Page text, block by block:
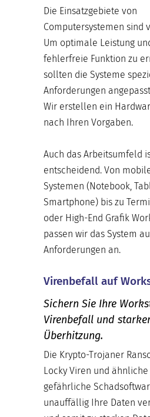
Die Einsatzgebiete von
Computersystemen sind
Um optimale Leistung
fehlerfreie Funktion zu
sollten die Systeme
Anforderungen
Wir erstellen ein
nach Ihren Vorgaben.
Auch das Arbeitsumfeld
entscheidend. Von
Systemen (Notebook,
Smartphone) bis zu
oder High-End Grafik
passen wir das System
Anforderungen an.
Virenbefall auf
Sichern Sie Ihre
Virenbefall und
Überhitzung.
Die Krypto-Trojaner
Locky Viren und ähnliche
gefährliche
unauffällig Ihre Daten